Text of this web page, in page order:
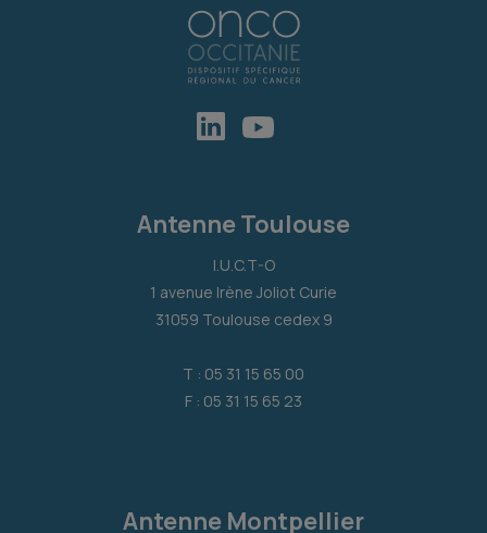
Antenne Toulouse
I.U.C.T-O
1 avenue Irène Joliot Curie
31059 Toulouse cedex 9
T : 05 31 15 65 00
F : 05 31 15 65 23
Antenne Montpellier